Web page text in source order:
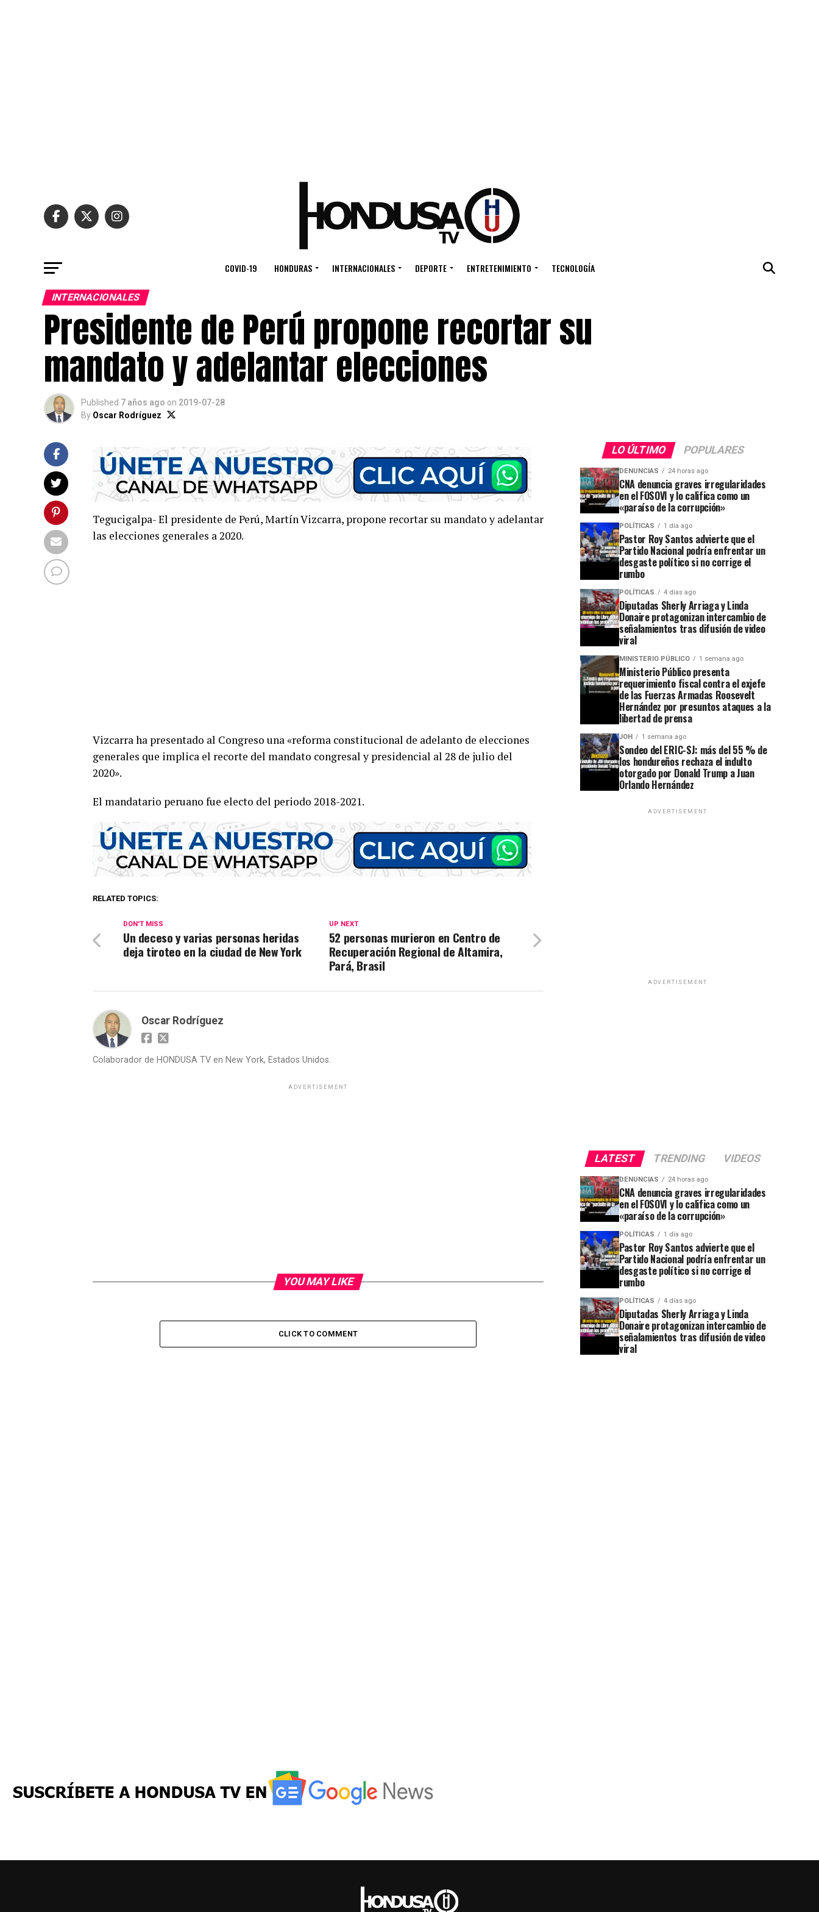
COVID-19 HONDURAS INTERNACIONALES DEPORTE ENTRETENIMIENTO TECNOLOGÍA
INTERNACIONALES
Presidente de Perú propone recortar su
mandato y adelantar elecciones
Published 7 años ago on 2019-07-28
By Oscar Rodríguez
Tegucigalpa- El presidente de Perú, Martín Vizcarra, propone recortar su mandato y adelantar
las elecciones generales a 2020.
Vizcarra ha presentado al Congreso una «reforma constitucional de adelanto de elecciones
generales que implica el recorte del mandato congresal y presidencial al 28 de julio del
2020».
El mandatario peruano fue electo del periodo 2018-2021.
RELATED TOPICS:
UP NEXT
52 personas murieron en Centro de
Recuperación Regional de Altamira,
Pará, Brasil
DON'T MISS
Un deceso y varias personas heridas
deja tiroteo en la ciudad de New York
Oscar Rodríguez
Colaborador de HONDUSA TV en New York, Estados Unidos.
ADVERTISEMENT
YOU MAY LIKE
CLICK TO COMMENT
LO ÚLTIMO POPULARES
DENUNCIAS 24 horas ago
CNA denuncia graves irregularidades
en el FOSOVI y lo califica como un
«paraíso de la corrupción»
POLÍTICAS 1 día ago
Pastor Roy Santos advierte que el
Partido Nacional podría enfrentar un
desgaste político si no corrige el
rumbo
POLÍTICAS 4 días ago
Diputadas Sherly Arriaga y Linda
Donaire protagonizan intercambio de
señalamientos tras difusión de video
viral
MINISTERIO PÚBLICO 1 semana ago
Ministerio Público presenta
requerimiento fiscal contra el exjefe
de las Fuerzas Armadas Roosevelt
Hernández por presuntos ataques a la
libertad de prensa
JOH 1 semana ago
Sondeo del ERIC-SJ: más del 55 % de
los hondureños rechaza el indulto
otorgado por Donald Trump a Juan
Orlando Hernández
ADVERTISEMENT
ADVERTISEMENT
LATEST TRENDING VIDEOS
DENUNCIAS 24 horas ago
CNA denuncia graves irregularidades
en el FOSOVI y lo califica como un
«paraíso de la corrupción»
POLÍTICAS 1 día ago
Pastor Roy Santos advierte que el
Partido Nacional podría enfrentar un
desgaste político si no corrige el
rumbo
POLÍTICAS 4 días ago
Diputadas Sherly Arriaga y Linda
Donaire protagonizan intercambio de
señalamientos tras difusión de video
viral